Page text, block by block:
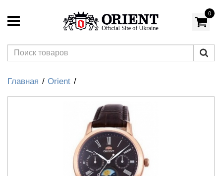
0
Главная Orient